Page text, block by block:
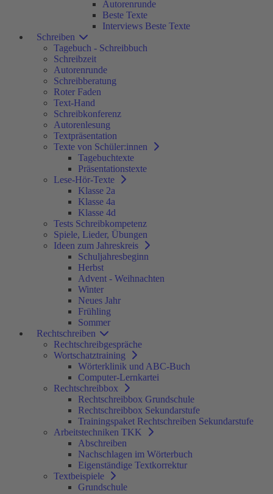
Autorenrunde
Beste Texte
Interviews Beste Texte
Schreiben
Tagebuch - Schreibbuch
Schreibzeit
Autorenrunde
Schreibberatung
Roter Faden
Text-Hand
Schreibkonferenz
Autorenlesung
Textpräsentation
Texte von Schüler:innen
Tagebuchtexte
Präsentationstexte
Lese-Hör-Texte
Klasse 2a
Klasse 4a
Klasse 4d
Tests Schreibkompetenz
Spiele, Lieder, Übungen
Ideen zum Jahreskreis
Schuljahresbeginn
Herbst
Advent - Weihnachten
Winter
Neues Jahr
Frühling
Sommer
Rechtschreiben
Rechtschreibgespräche
Wortschatztraining
Wörterklinik und ABC-Buch
Computer-Lernkartei
Rechtschreibbox
Rechtschreibbox Grundschule
Rechtschreibbox Sekundarstufe
Trainingspaket Rechtschreiben Sekundarstufe
Arbeitstechniken TKK
Abschreiben
Nachschlagen im Wörterbuch
Eigenständige Textkorrektur
Textbeispiele
Grundschule